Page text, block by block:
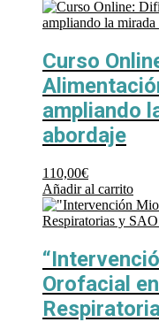
Curso
ampliando
abordaje
110,00€
Añadir al carrito
Orofacial